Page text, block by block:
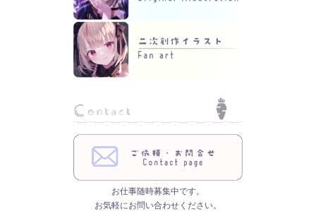
お仕事随時募集中です。
お気軽にお問い合わせください。